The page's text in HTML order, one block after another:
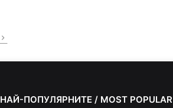
НАЙ-ПОПУЛЯРНИТЕ / MOST POPULAR